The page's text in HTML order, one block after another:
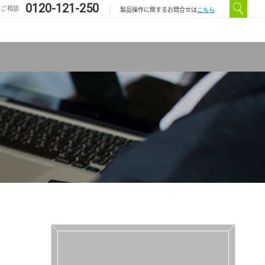
相談 0120-121-250 製品操作に関するお問合せは こちら